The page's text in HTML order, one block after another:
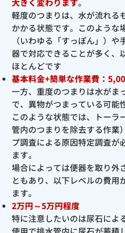
大きく変わります。
軽度のつまりは、水が流れる
かかる状態です。このような
（いわゆる「すっぽん」）
器で対応できることが多く、
ほとんどです
基本料金+簡単な作業費：
一方、重度のつまりは水がま
で、異物がつまっている可能
このような状態では、トーラ
管内のつまりを除去する作業
プ調査による原因特定調査が
ます。
場合によっては便器を取り外
ともあり、以下レベルの費用
ます。
2万円～5万円程度
特に注意したいのは尿石によ